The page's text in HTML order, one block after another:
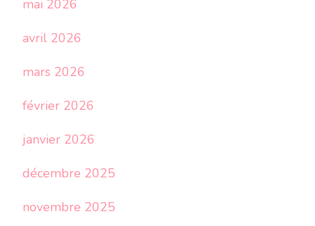
mai 2026
avril 2026
mars 2026
février 2026
janvier 2026
décembre 2025
novembre 2025